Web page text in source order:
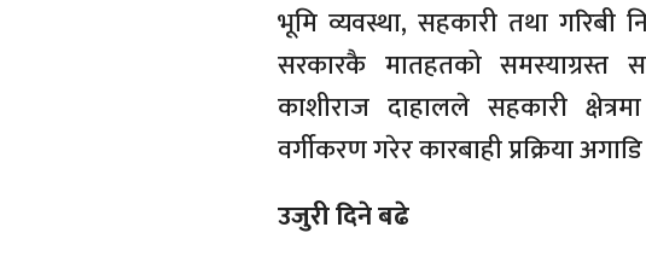
भूमि व्यवस्था, सहकारी तथा गरिबी
सरकारकै मातहतको समस्याग्रस्त
काशीराज दाहालले सहकारी
वर्गीकरण गरेर कारबाही प्रक्रिया
उजुरी दिने बढे